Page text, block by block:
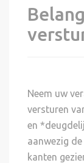
Neem uw
versturen
en
aanwezig
kanten